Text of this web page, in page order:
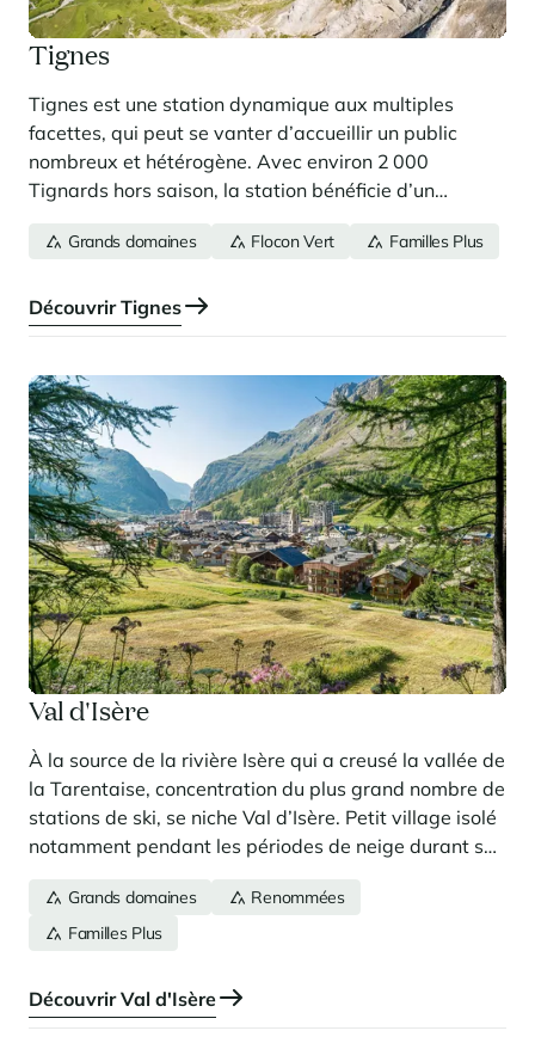
Tignes
Tignes est une station dynamique aux multiples
facettes, qui peut se vanter d’accueillir un public
nombreux et hétérogène. Avec environ 2 000
Tignards hors saison, la station bénéficie d’un
d’accueil de 30 000 lits dédiés au tourisme. Tignes
en solo, en famille ou entre amis.
Grands domaines Flocon Vert Familles Plus
Découvrir Tignes
Val d'Isère
À la source de la rivière Isère qui a creusé la vallée de
la Tarentaise, concentration du plus grand nombre de
stations de ski, se niche Val d’Isère. Petit village isolé
notamment pendant les périodes de neige durant son
du ski à partir des années 1930, une station de
sports d'hiver dont la renommée fait d'elle l'une des
Grands domaines
Renommées
Familles Plus
Découvrir Val d'Isère